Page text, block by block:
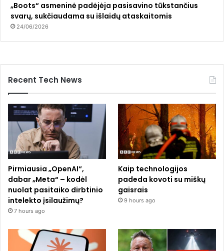
„Boots“ asmeninė padėjėja pasisavino tūkstančius
svarų, sukčiaudama su išlaidų ataskaitomis
24/06/2026
Recent Tech News
Pirmiausia „OpenAI“,
dabar „Meta“ – kodėl
nuolat pasitaiko dirbtinio
intelekto įsilaužimų?
7 hours ago
Kaip technologijos
padeda kovoti su miškų
gaisrais
9 hours ago